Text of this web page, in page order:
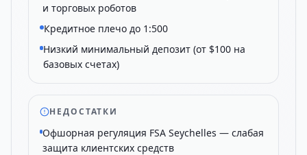
и торговых роботов
Кредитное плечо до 1:500
Низкий минимальный депозит (от $100 на
базовых счетах)
НЕДОСТАТКИ
Офшорная регуляция FSA Seychelles — слабая
защита клиентских средств